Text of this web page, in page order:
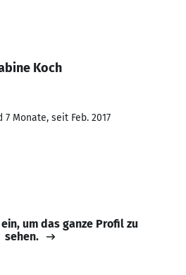
Koch
7 Monate, seit Feb. 2017
um das ganze Profil zu
sehen.